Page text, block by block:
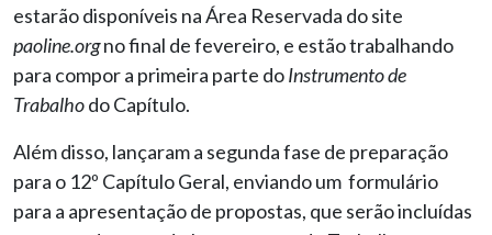
estarão disponíveis na Área Reservada do site
paoline.orgno final de fevereiro, e estão trabalhando
para compor a primeira parte doInstrumento de
Trabalhodo Capítulo.
Além disso, lançaram a segunda fase de preparação
para o 12º Capítulo Geral, enviando um formulário
para a apresentação de propostas, que serão incluídas